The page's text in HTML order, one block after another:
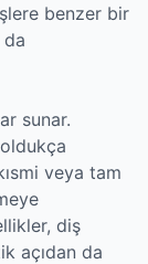
benzer bir
da
sunar.
oldukça
veya tam
diş
açıdan da